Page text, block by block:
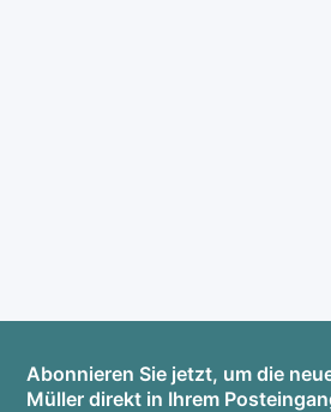
Abonnieren Sie jetzt, um die
Müller direkt in Ihrem